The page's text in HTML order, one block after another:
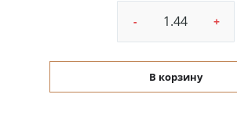
- +
В корзину